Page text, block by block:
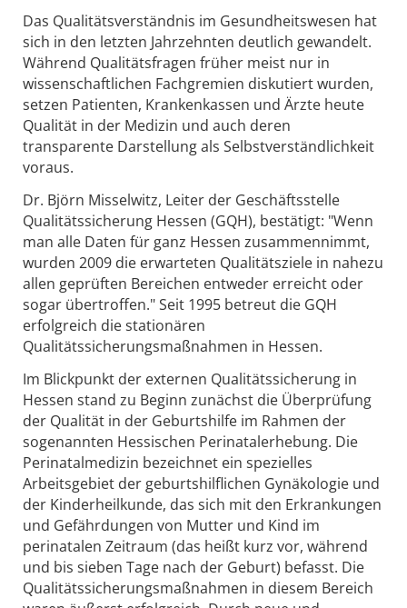
Das Qualitätsverständnis im Gesundheitswesen hat
sich in den letzten Jahrzehnten deutlich gewandelt.
Während Qualitätsfragen früher meist nur in
wissenschaftlichen Fachgremien diskutiert wurden,
setzen Patienten, Krankenkassen und Ärzte heute
Qualität in der Medizin und auch deren
transparente Darstellung als Selbstverständlichkeit
voraus.
Dr. Björn Misselwitz, Leiter der Geschäftsstelle
Qualitätssicherung Hessen (GQH), bestätigt: "Wenn
man alle Daten für ganz Hessen zusammennimmt,
wurden 2009 die erwarteten Qualitätsziele in nahezu
allen geprüften Bereichen entweder erreicht oder
sogar übertroffen." Seit 1995 betreut die GQH
erfolgreich die stationären
Qualitätssicherungsmaßnahmen in Hessen.
Im Blickpunkt der externen Qualitätssicherung in
Hessen stand zu Beginn zunächst die Überprüfung
der Qualität in der Geburtshilfe im Rahmen der
sogenannten Hessischen Perinatalerhebung. Die
Perinatalmedizin bezeichnet ein spezielles
Arbeitsgebiet der geburtshilflichen Gynäkologie und
der Kinderheilkunde, das sich mit den Erkrankungen
und Gefährdungen von Mutter und Kind im
perinatalen Zeitraum (das heißt kurz vor, während
und bis sieben Tage nach der Geburt) befasst. Die
Qualitätssicherungsmaßnahmen in diesem Bereich